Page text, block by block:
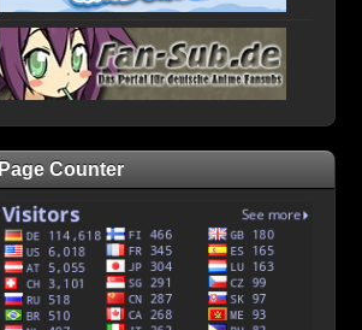
Page Counter